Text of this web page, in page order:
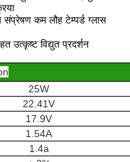
कम लौह टेम्पर्ड ग्लास
उत्कृष्ट विद्युत प्रदर्शन
25W
22.41V
17.9V
1.54A
1.4a